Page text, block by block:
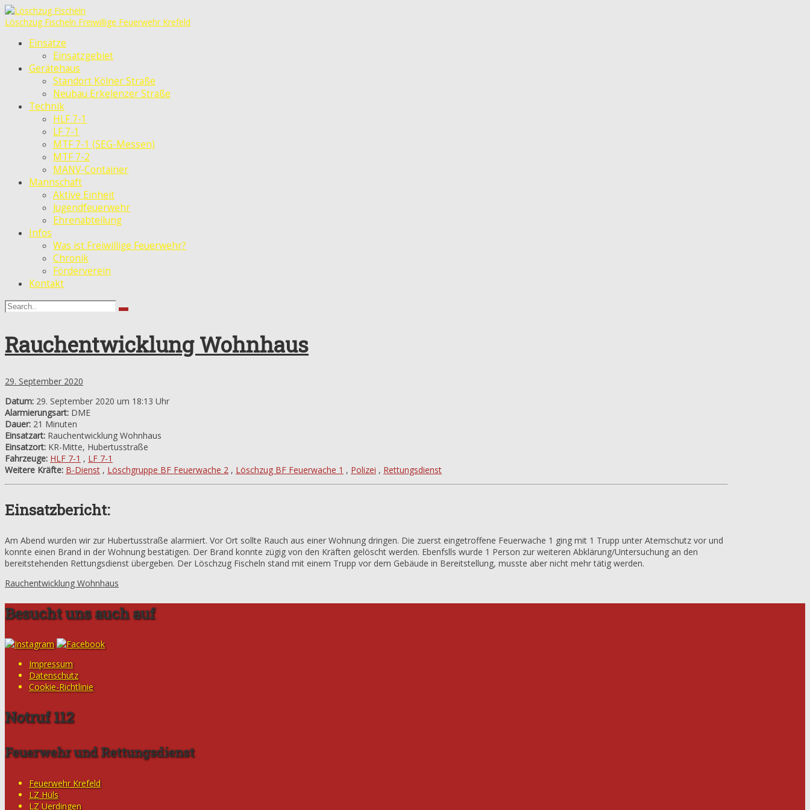
Löschzug Fischeln Freiwillige Feuerwehr Krefeld
Einsätze
Einsatzgebiet
Gerätehaus
Standort Kölner Straße
Neubau Erkelenzer Straße
Technik
HLF 7-1
LF 7-1
MTF 7-1 (SEG-Messen)
MTF 7-2
MANV-Container
Mannschaft
Aktive Einheit
Jugendfeuerwehr
Ehrenabteilung
Infos
Was ist Freiwillige Feuerwehr?
Chronik
Förderverein
Kontakt
Rauchentwicklung Wohnhaus
29. September 2020
Datum: 29. September 2020 um 18:13 Uhr
Alarmierungsart: DME
Dauer: 21 Minuten
Einsatzart: Rauchentwicklung Wohnhaus
Einsatzort: KR-Mitte, Hubertusstraße
Fahrzeuge: HLF 7-1 , LF 7-1
Weitere Kräfte: B-Dienst , Löschgruppe BF Feuerwache 2 , Löschzug BF Feuerwache 1 , Polizei , Rettungsdienst
Einsatzbericht:
Am Abend wurden wir zur Hubertusstraße alarmiert. Vor Ort sollte Rauch aus einer Wohnung dringen. Die zuerst eingetroffene Feuerwache 1 ging mit 1 Trupp unter Atemschutz vor und
konnte einen Brand in der Wohnung bestätigen. Der Brand konnte zügig von den Kräften gelöscht werden. Ebenfslls wurde 1 Person zur weiteren Abklärung/Untersuchung an den
bereitstehenden Rettungsdienst übergeben. Der Löschzug Fischeln stand mit einem Trupp vor dem Gebäude in Bereitstellung, musste aber nicht mehr tätig werden.
Rauchentwicklung Wohnhaus
Besucht uns auch auf
Impressum
Datenschutz
Cookie-Richtlinie
Notruf 112
Feuerwehr und Rettungsdienst
Feuerwehr Krefeld
LZ Hüls
LZ Uerdingen